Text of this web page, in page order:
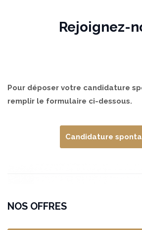
Rejoignez-
Pour déposer votre candidature
remplir le formulaire ci-dessous.
Candidature
NOS OFFRES